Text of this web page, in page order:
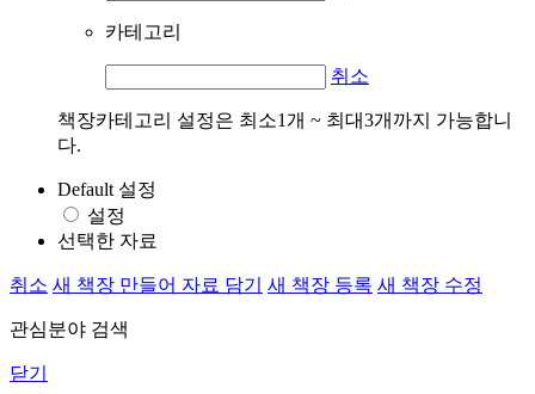
카테고리
취소
책장카테고리 설정은 최소1개 ~ 최대3개까지 가능합니
다.
Default 설정
설정
선택한 자료
취소 새 책장 만들어 자료 담기 새 책장 등록 새 책장 수정
관심분야 검색
닫기